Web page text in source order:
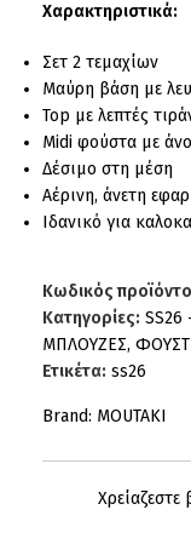
Χαρακτηριστικά:
Σετ 2 τεμαχίων
Μαύρη βάση με
Top με λεπτές
Midi φούστα με
Δέσιμο στη μέση
Αέρινη, άνετη
Ιδανικό για
Κωδικός
Κατηγορίες: SS26
ΜΠΛΟΥΖΕΣ,
Ετικέτα: ss26
Brand: MOUTAKI
Χρείαζεστε